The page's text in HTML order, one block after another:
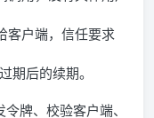
客户端，信任要求
期后的续期。
牌、校验客户端、